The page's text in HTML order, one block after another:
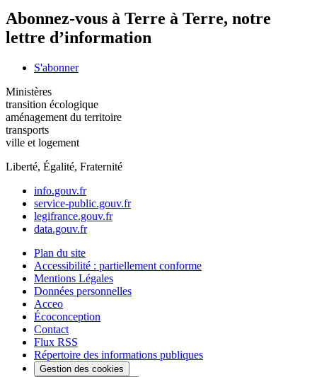
Abonnez-vous à Terre à Terre, notre
lettre d’information
S'abonner
Ministères
transition écologique
aménagement du territoire
transports
ville et logement
Liberté, Égalité, Fraternité
info.gouv.fr
service-public.gouv.fr
legifrance.gouv.fr
data.gouv.fr
Plan du site
Accessibilité : partiellement conforme
Mentions Légales
Données personnelles
Acceo
Écoconception
Contact
Flux RSS
Répertoire des informations publiques
Gestion des cookies